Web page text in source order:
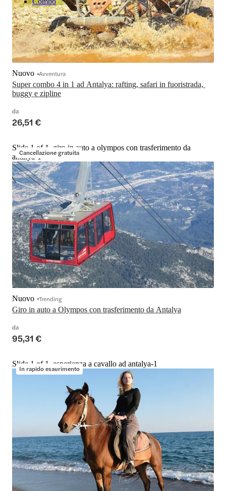
Super combo 4 in 1 ad Antalya: rafting, safari in fuoristrada,
buggy e zipline
Nuovo Avventura
da
26,51 €
Cancellazione gratuita
Slide 1 of 1, giro in auto a olympos con trasferimento da
antalya-1
Giro in auto a Olympos con trasferimento da Antalya
Nuovo Trending
da
95,31 €
In rapido esaurimento
Slide 1 of 1, esperienza a cavallo ad antalya-1